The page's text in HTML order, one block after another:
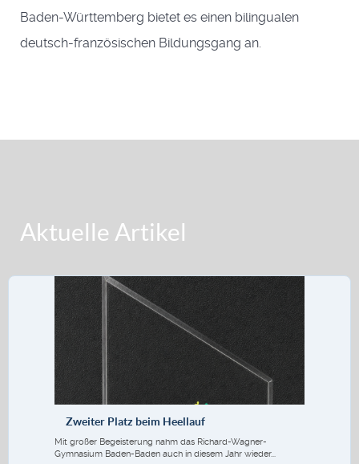
Baden-Württemberg bietet es einen bilingualen
deutsch-französischen Bildungsgang an.
Aktuelle Artikel
Zweiter Platz beim Heellauf
Mit großer Begeisterung nahm das Richard-Wagner-
Gymnasium Baden-Baden auch in diesem Jahr wieder...